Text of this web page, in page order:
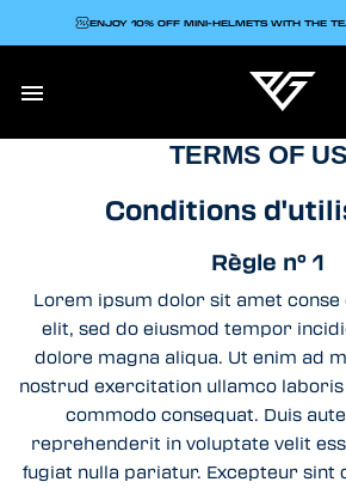

ENJOY 10% OFF MINI-HELMETS WITH THE
TERMS OF
Conditions
Règle n° 1
Lorem ipsum dolor sit amet
elit, sed do eiusmod tempor
dolore magna aliqua. Ut enim ad
nostrud exercitation ullamco laboris
commodo consequat. Duis
reprehenderit in voluptate velit
fugiat nulla pariatur. Excepteur sint